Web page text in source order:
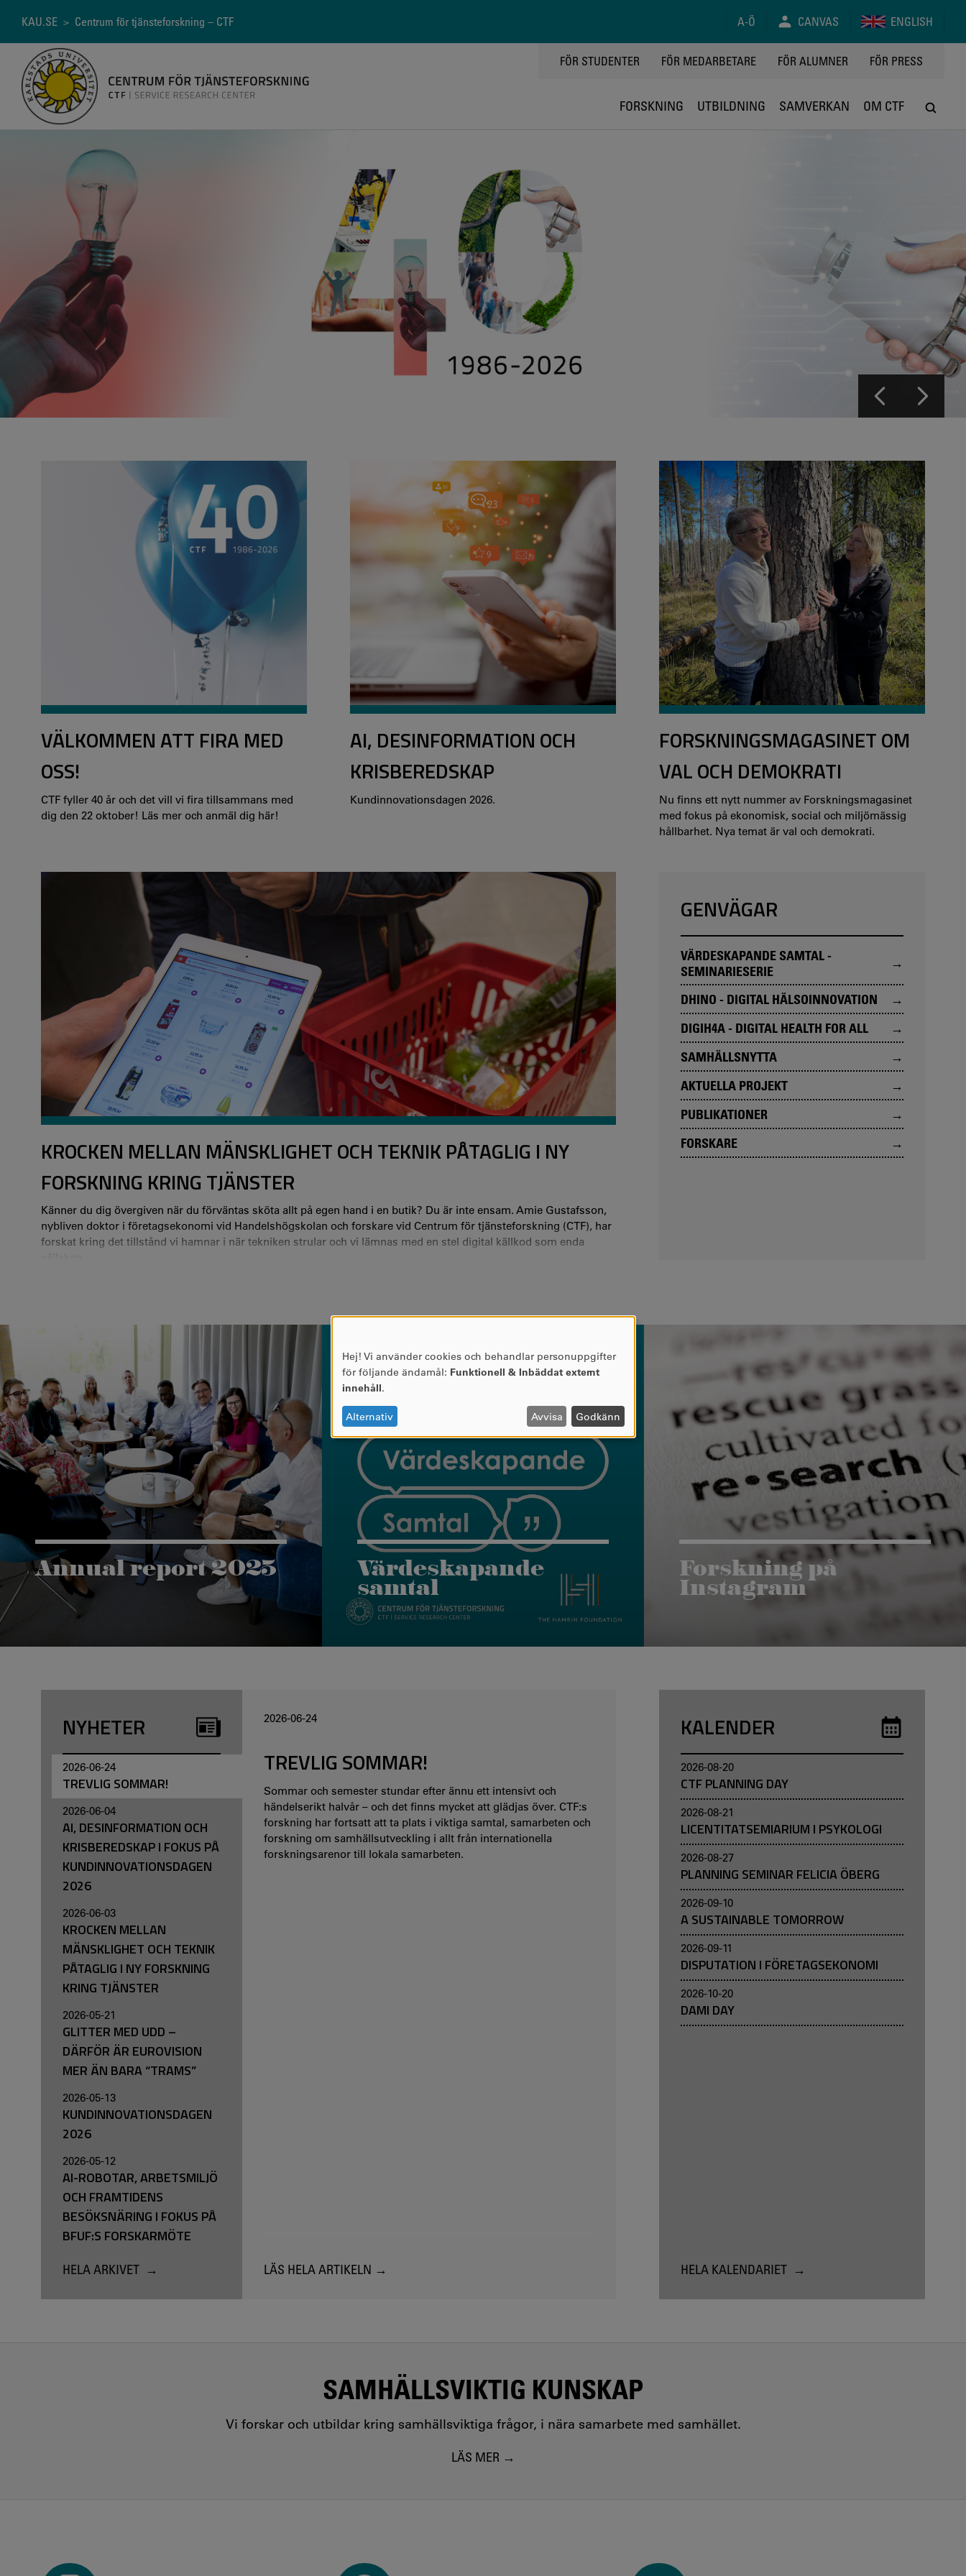
Länkstig
KAU.SE > Centrum för tjänsteforskning – CTF A-Ö CANVAS ENGLISH
TOPPMENY
FÖR STUDENTER FÖR MEDARBETARE FÖR ALUMNER FÖR PRESS
FORSKNING UTBILDNING SAMVERKAN OM CTF
VÄLKOMMEN ATT FIRA MED
OSS!
CTF fyller 40 år och det vill vi fira tillsammans med
dig den 22 oktober! Läs mer och anmäl dig här!
AI, DESINFORMATION OCH
KRISBEREDSKAP
Kundinnovationsdagen 2026.
FORSKNINGSMAGASINET OM
VAL OCH DEMOKRATI
Nu finns ett nytt nummer av Forskningsmagasinet
med fokus på ekonomisk, social och miljömässig
hållbarhet. Nya temat är val och demokrati.
KROCKEN MELLAN MÄNSKLIGHET OCH TEKNIK PÅTAGLIG I NY
FORSKNING KRING TJÄNSTER
Känner du dig övergiven när du förväntas sköta allt på egen hand i en butik? Du är inte ensam. Amie Gustafsson,
nybliven doktor i företagsekonomi vid Handelshögskolan och forskare vid Centrum för tjänsteforskning (CTF), har
forskat kring det tillstånd vi hamnar i när tekniken strular och vi lämnas med en stel digital källkod som enda
GENVÄGAR
VÄRDESKAPANDE SAMTAL -
SEMINARIESERIE
DHINO - DIGITAL HÄLSOINNOVATION
DIGIH4A - DIGITAL HEALTH FOR ALL
SAMHÄLLSNYTTA
AKTUELLA PROJEKT
PUBLIKATIONER
FORSKARE
Annual report 2025
Vår årsrapport ger dig en inblick i vår forskning
och höjdpunkter från det gångna året.
Värdeskapande
samtal
Här kan du se alla 12 avsnitt i seminarieserie
Forskning på
Instagram
NYHETER
2026-06-24
TREVLIG SOMMAR!
2026-06-04
AI, DESINFORMATION OCH
KRISBEREDSKAP I FOKUS PÅ
KUNDINNOVATIONSDAGEN
2026
2026-06-03
KROCKEN MELLAN
MÄNSKLIGHET OCH TEKNIK
PÅTAGLIG I NY FORSKNING
KRING TJÄNSTER
2026-05-21
GLITTER MED UDD –
DÄRFÖR ÄR EUROVISION
MER ÄN BARA “TRAMS”
2026-05-13
KUNDINNOVATIONSDAGEN
2026
2026-05-12
AI-ROBOTAR, ARBETSMILJÖ
OCH FRAMTIDENS
BESÖKSNÄRING I FOKUS PÅ
BFUF:S FORSKARMÖTE
HELA ARKIVET
2026-06-24
TREVLIG SOMMAR!
Sommar och semester stundar efter ännu ett intensivt och
händelserikt halvår – och det finns mycket att glädjas över. CTF:s
forskning har fortsatt att ta plats i viktiga samtal, samarbeten och
forskning om samhällsutveckling i allt från internationella
forskningsarenor till lokala samarbeten.
LÄS HELA ARTIKELN
KALENDER
2026-08-20
CTF PLANNING DAY
2026-08-21
LICENTITATSEMIARIUM I PSYKOLOGI
2026-08-27
PLANNING SEMINAR FELICIA ÖBERG
2026-09-10
A SUSTAINABLE TOMORROW
2026-09-11
DISPUTATION I FÖRETAGSEKONOMI
2026-10-20
DAMI DAY
HELA KALENDARIET
SAMHÄLLSVIKTIG KUNSKAP
Vi forskar och utbildar kring samhällsviktiga frågor, i nära samarbete med samhället.
LÄS MER
ANVÄNDNING
AV
OCH
COOKIES
Hej! Vi använder cookies och behandlar personuppgifter
för följande ändamål: Funktionell & Inbäddat externt
innehåll.
Alternativ Avvisa Godkänn